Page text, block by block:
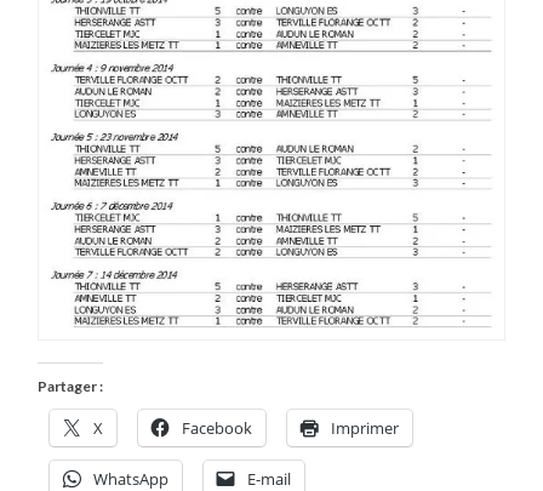
Partager :
X Facebook Imprimer
WhatsApp E-mail